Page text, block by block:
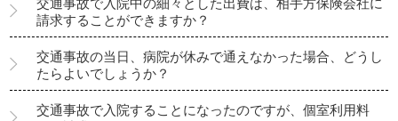
交通事故で入院中の細々とした出費は、相手方保険会社に
請求することができますか？
交通事故の当日、病院が休みで通えなかった場合、どうし
たらよいでしょうか？
交通事故で入院することになったのですが、個室利用料